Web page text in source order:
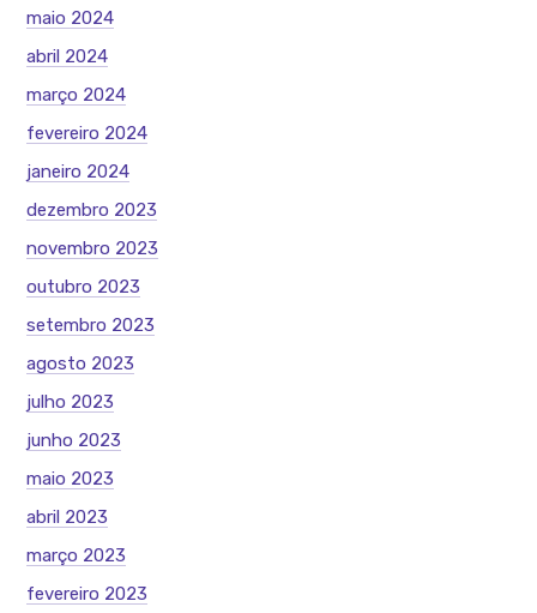
maio 2024
abril 2024
março 2024
fevereiro 2024
janeiro 2024
dezembro 2023
novembro 2023
outubro 2023
setembro 2023
agosto 2023
julho 2023
junho 2023
maio 2023
abril 2023
março 2023
fevereiro 2023